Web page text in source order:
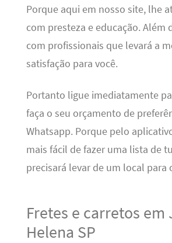
Porque aqui em nosso site, lhe
com presteza e educação. Além
com profissionais que levará a
satisfação para você.
Portanto ligue imediatamente
faça o seu orçamento de
Whatsapp. Porque pelo
mais fácil de fazer uma lista de
precisará levar de um local para
Fretes e carretos em
Helena SP